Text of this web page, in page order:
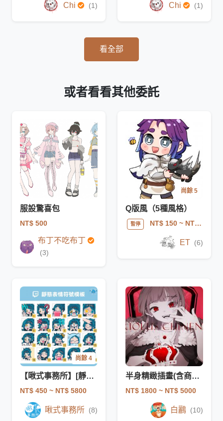
Chi (1) Chi (1)
看全部
或者看看其他委託
服設驚喜包
NT$ 500
布丁不吃布丁
(3)
尚餘 5
Q版風（5種風格）
暫停 NT$ 150~ NT$ 500
ET (6)
尚餘 4
【啾式事務所】[靜態]表情符號模板
NT$ 450 ~ NT$ 5800
啾式事務所 (8)
半身精緻插畫(含商用曲繪)
NT$ 1800 ~ NT$ 5000
白鸝 (10)